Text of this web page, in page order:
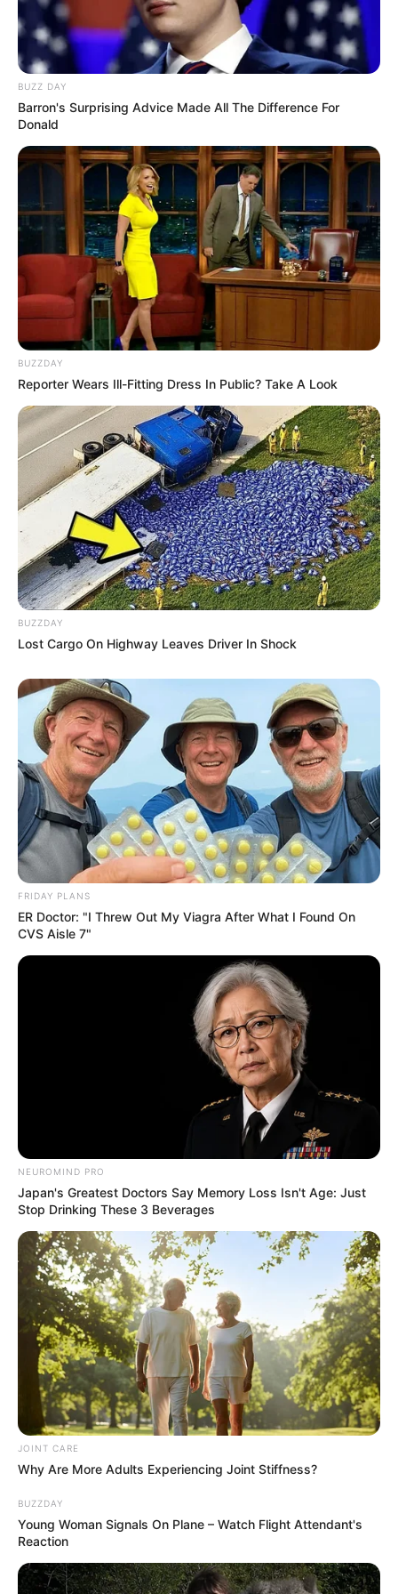
Os trabalhos da Carmem Bogdanov foram
escolhidos pela delicadeza e beleza. O primeiro
enfeite da esquerda foi feito com um CD velho,
revestido com feltro e decorado. As outras idéias
também são muito boas e criativas.
Conheça mais sobre o trabalho
dela:
www.flickr.com/photos/
(4) Rosane Gonçalves
A Rosane nos enviou essa decoração de natal
muito bonita e criativa. Ela fez guirlandas muito
bonitas e uma árvore de natal com revistas
velhas que ficou muito criativa e deu um ar
diferente ao natal.
Conheça mais sobre o trabalho
dela:
www.mandafoto.blogspot.com
(5) Cintia Garcia
feitos. Ela usou tecido e feltro para fazer esses
tesouros.
(6) Carmen Gasparini
BUZZ DAY
Barron's Surprising Advice Made All The Difference For
Donald
BUZZDAY
Reporter Wears Ill-Fitting Dress In Public? Take A Look
BUZZDAY
Lost Cargo On Highway Leaves Driver In Shock
FRIDAY PLANS
ER Doctor: "I Threw Out My Viagra After What I Found On
CVS Aisle 7"
NEUROMIND PRO
Japan's Greatest Doctors Say Memory Loss Isn't Age: Just
Stop Drinking These 3 Beverages
JOINT CARE
Why Are More Adults Experiencing Joint Stiffness?
BUZZDAY
Young Woman Signals On Plane – Watch Flight Attendant's
Reaction